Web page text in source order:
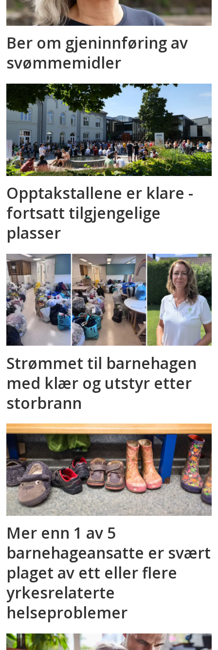
Ber om gjeninnføring av
svømmemidler
Opptakstallene er klare -
fortsatt tilgjengelige
plasser
Strømmet til barnehagen
med klær og utstyr etter
storbrann
Mer enn 1 av 5
barnehageansatte er svært
plaget av ett eller flere
yrkesrelaterte
helseproblemer